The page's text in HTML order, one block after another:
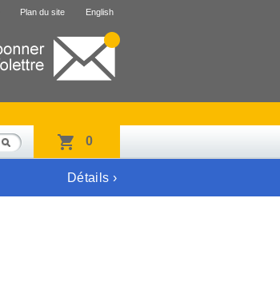
Plan du site English
0
Détails ›